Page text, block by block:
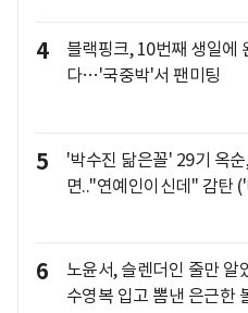
4
블랙핑크, 10번째 생일에
다…'국중박'서 팬미팅
5
'박수진 닮은꼴' 29기 옥
면.."연예인이신데" 감탄
6
노윤서, 슬렌더인 줄만
수영복 입고 뽐낸 은근한